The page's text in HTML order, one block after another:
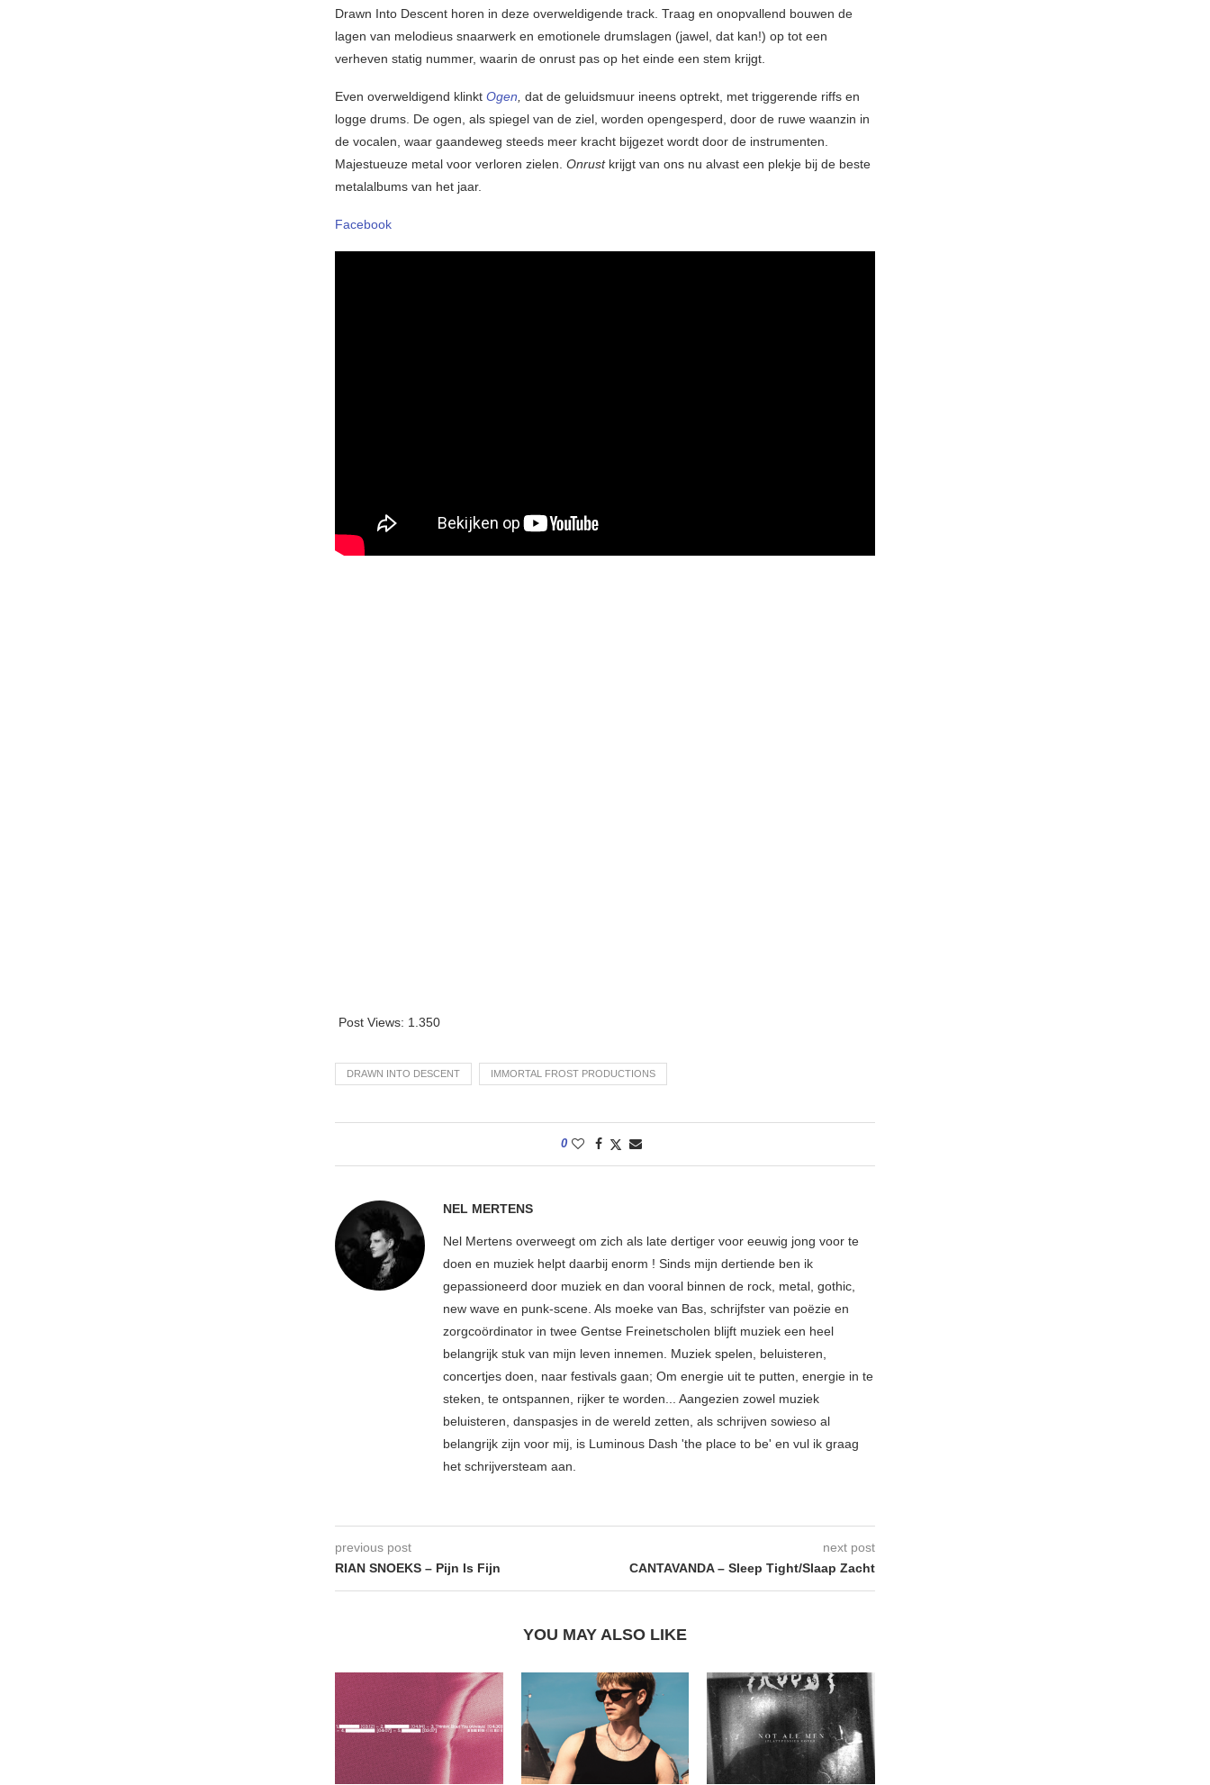
Drawn Into Descent horen in deze overweldigende track. Traag en onopvallend bouwen de
lagen van melodieus snaarwerk en emotionele drumslagen (jawel, dat kan!) op tot een
verheven statig nummer, waarin de onrust pas op het einde een stem krijgt.
Even overweldigend klinkt Ogen, dat de geluidsmuur ineens optrekt, met triggerende riffs en
logge drums. De ogen, als spiegel van de ziel, worden opengesperd, door de ruwe waanzin in
de vocalen, waar gaandeweg steeds meer kracht bijgezet wordt door de instrumenten.
Majestueuze metal voor verloren zielen. Onrust krijgt van ons nu alvast een plekje bij de beste
metalalbums van het jaar.
Facebook
Post Views: 1.350
DRAWN INTO DESCENT IMMORTAL FROST PRODUCTIONS
0
NEL MERTENS
Nel Mertens overweegt om zich als late dertiger voor eeuwig jong voor te
doen en muziek helpt daarbij enorm ! Sinds mijn dertiende ben ik
gepassioneerd door muziek en dan vooral binnen de rock, metal, gothic,
new wave en punk-scene. Als moeke van Bas, schrijfster van poëzie en
zorgcoördinator in twee Gentse Freinetscholen blijft muziek een heel
belangrijk stuk van mijn leven innemen. Muziek spelen, beluisteren,
concertjes doen, naar festivals gaan; Om energie uit te putten, energie in te
steken, te ontspannen, rijker te worden... Aangezien zowel muziek
beluisteren, danspasjes in de wereld zetten, als schrijven sowieso al
belangrijk zijn voor mij, is Luminous Dash 'the place to be' en vul ik graag
het schrijversteam aan.
previous post
RIAN SNOEKS – Pijn Is Fijn
next post
CANTAVANDA – Sleep Tight/Slaap Zacht
YOU MAY ALSO LIKE